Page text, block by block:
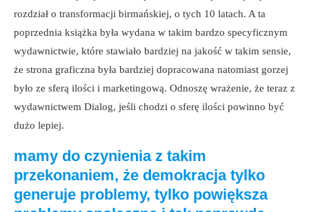
rozdział o transformacji birmańskiej, o tych 10 latach. A ta
poprzednia książka była wydana w takim bardzo specyficznym
wydawnictwie, które stawiało bardziej na jakość w takim sensie,
że strona graficzna była bardziej dopracowana natomiast gorzej
było ze sferą ilości i marketingową. Odnoszę wrażenie, że teraz z
wydawnictwem Dialog, jeśli chodzi o sferę ilości powinno być
dużo lepiej.
mamy do czynienia z takim
przekonaniem, że demokracja tylko
generuje problemy, tylko powiększa